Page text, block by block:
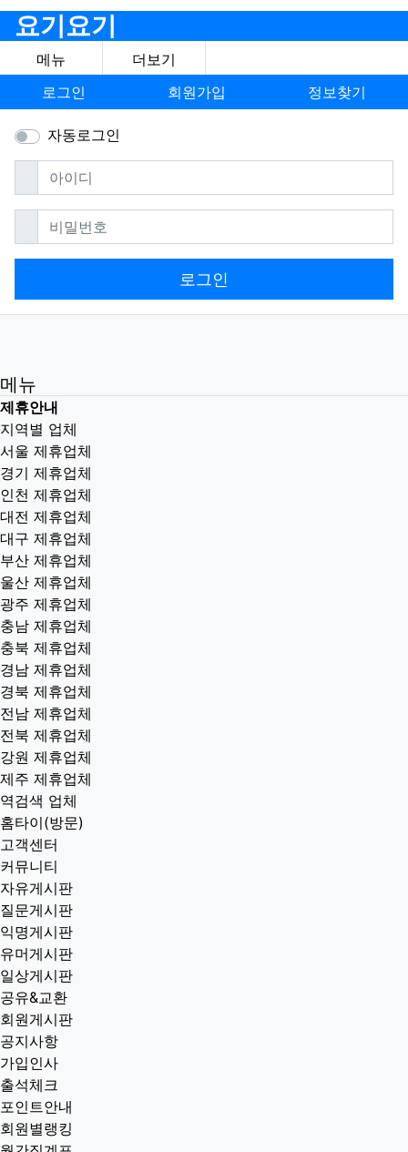
요기요기
메뉴
더보기
로그인
회원가입 정보찾기
자동로그인
아이디필수
비밀번호필수
로그인
메뉴
제휴안내
지역별 업체
서울 제휴업체
경기 제휴업체
인천 제휴업체
대전 제휴업체
대구 제휴업체
부산 제휴업체
울산 제휴업체
광주 제휴업체
충남 제휴업체
충북 제휴업체
경남 제휴업체
경북 제휴업체
전남 제휴업체
전북 제휴업체
강원 제휴업체
제주 제휴업체
역검색 업체
홈타이(방문)
고객센터
커뮤니티
자유게시판
질문게시판
익명게시판
유머게시판
일상게시판
공유&교환
회원게시판
공지사항
가입인사
출석체크
포인트안내
회원별랭킹